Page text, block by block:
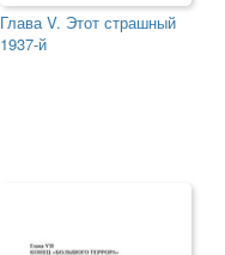
Глава V. Этот страшный
1937-й